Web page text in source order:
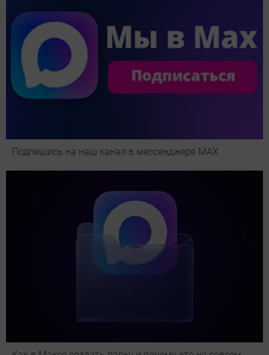
Подпишись на наш канал в мессенджере МАХ